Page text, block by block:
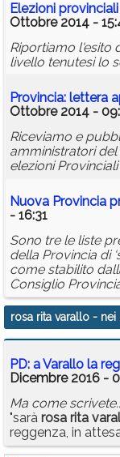
Elezioni
Ottobre 2014 -
Riportiamo l'esito
livello tenutesi lo
Provincia: lettera
Ottobre 2014 -
Riceviamo e
amministratori del
elezioni
Nuova Provincia
- 16:31
Sono tre le liste
della Provincia di
come stabilito
Consiglio
rosa rita varallo - nei
PD: a Varallo la
Dicembre 2016 -
Ma come
"sarà rosa rita
reggenza, in